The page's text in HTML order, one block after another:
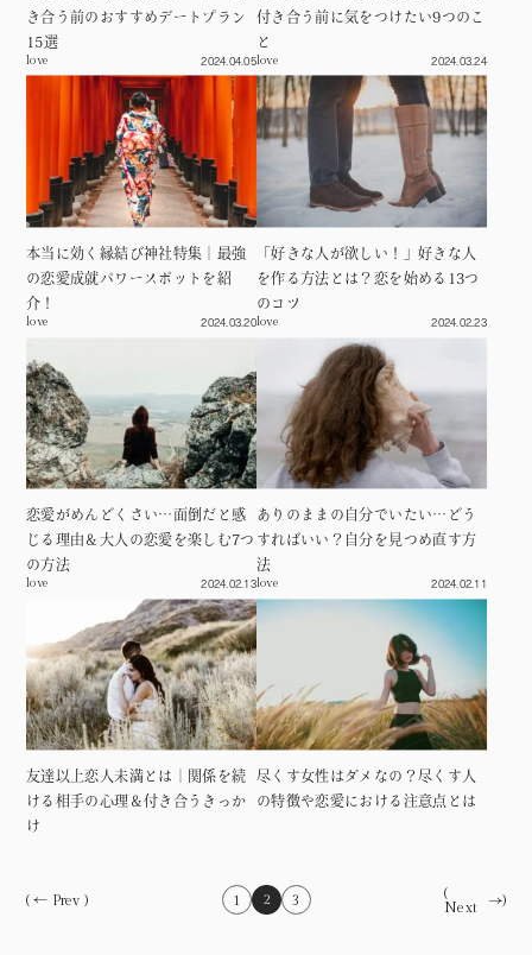
き合う前のおすすめデートプラン
15選
付き合う前に気をつけたい9つのこ
と
love
2024.04.05
本当に効く縁結び神社特集｜最強
の恋愛成就パワースポットを紹
介！
love 2024.03.24
「好きな人が欲しい！」好きな人
を作る方法とは？恋を始める13つ
のコツ
love
2024.03.20
恋愛がめんどくさい…面倒だと感
じる理由＆大人の恋愛を楽しむ7つ
の方法
love 2024.02.23
ありのままの自分でいたい…どう
すればいい？自分を見つめ直す方
法
love
2024.02.13
友達以上恋人未満とは｜関係を続
ける相手の心理＆付き合うきっか
け
love 2024.02.11
尽くす女性はダメなの？尽くす人
の特徴や恋愛における注意点とは
( 1 2 3
(
Next